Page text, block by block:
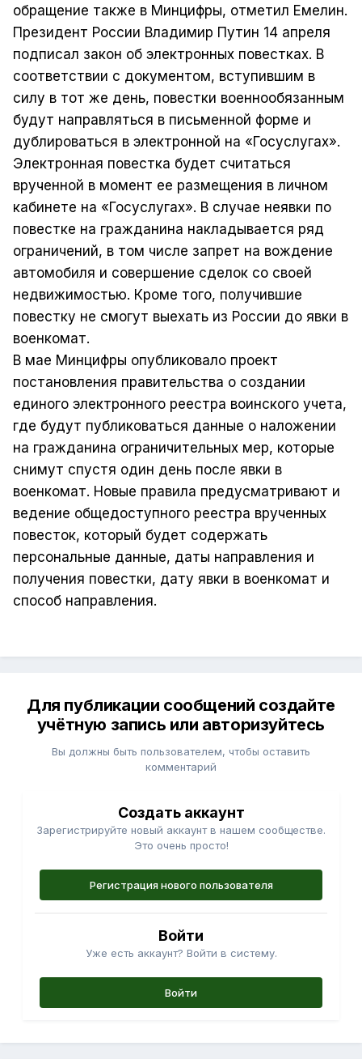
обращение также в Минцифры, отметил Емелин.
Президент России Владимир Путин 14 апреля
подписал закон об электронных повестках. В
соответствии с документом, вступившим в
силу в тот же день, повестки военнообязанным
будут направляться в письменной форме и
дублироваться в электронной на «Госуслугах».
Электронная повестка будет считаться
врученной в момент ее размещения в личном
кабинете на «Госуслугах». В случае неявки по
повестке на гражданина накладывается ряд
ограничений, в том числе запрет на вождение
автомобиля и совершение сделок со своей
недвижимостью. Кроме того, получившие
повестку не смогут выехать из России до явки в
военкомат.
В мае Минцифры опубликовало проект
постановления правительства о создании
единого электронного реестра воинского учета,
где будут публиковаться данные о наложении
на гражданина ограничительных мер, которые
снимут спустя один день после явки в
военкомат. Новые правила предусматривают и
ведение общедоступного реестра врученных
повесток, который будет содержать
персональные данные, даты направления и
получения повестки, дату явки в военкомат и
способ направления.
Для публикации сообщений создайте
учётную запись или авторизуйтесь
Вы должны быть пользователем, чтобы оставить
комментарий
Создать аккаунт
Зарегистрируйте новый аккаунт в нашем сообществе.
Это очень просто!
Регистрация нового пользователя
Войти
Уже есть аккаунт? Войти в систему.
Войти